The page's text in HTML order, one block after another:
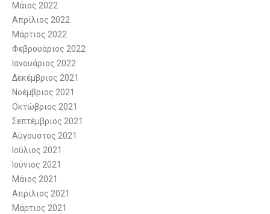
Μάιος 2022
Απρίλιος 2022
Μάρτιος 2022
Φεβρουάριος 2022
Ιανουάριος 2022
Δεκέμβριος 2021
Νοέμβριος 2021
Οκτώβριος 2021
Σεπτέμβριος 2021
Αύγουστος 2021
Ιούλιος 2021
Ιούνιος 2021
Μάιος 2021
Απρίλιος 2021
Μάρτιος 2021